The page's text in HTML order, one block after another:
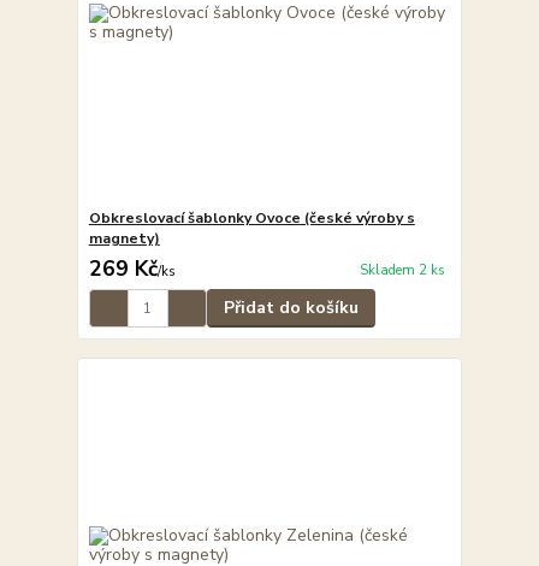
Obkreslovací šablonky Ovoce (české výroby s
magnety)
269 Kč/ks Skladem 2 ks
Přidat do košíku